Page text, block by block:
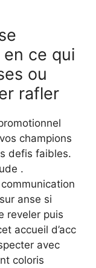
ce qui
ou
rafler
champions
defis faibles.
.
anse si
reveler puis
accueil d’acc
avec
coloris